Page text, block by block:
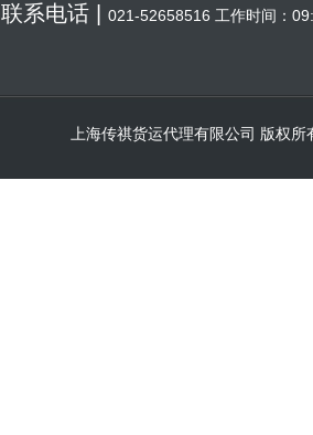
联系电话 | 021-52658516 工作时间：
上海传祺货运代理有限公司 版权